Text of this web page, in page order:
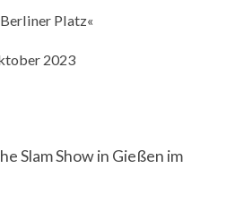
Platz«
2023
Slam Show in Gießen im